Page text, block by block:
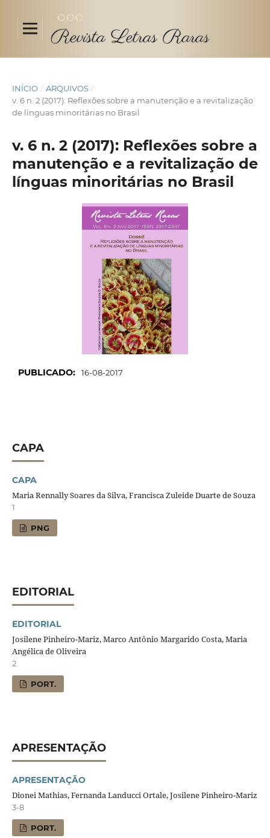
INÍCIO / ARQUIVOS /
v. 6 n. 2 (2017): Reflexões sobre a manutenção e a revitalização
de línguas minoritárias no Brasil
v. 6 n. 2 (2017): Reflexões sobre a
manutenção e a revitalização de
línguas minoritárias no Brasil
PUBLICADO: 16-08-2017
CAPA
CAPA
Maria Rennally Soares da Silva, Francisca Zuleide Duarte de Souza
1
PNG
EDITORIAL
EDITORIAL
Josilene Pinheiro-Mariz, Marco Antônio Margarido Costa, Maria
Angélica de Oliveira
2
PORT.
APRESENTAÇÃO
APRESENTAÇÃO
Dionei Mathias, Fernanda Landucci Ortale, Josilene Pinheiro-Mariz
3-8
PORT.